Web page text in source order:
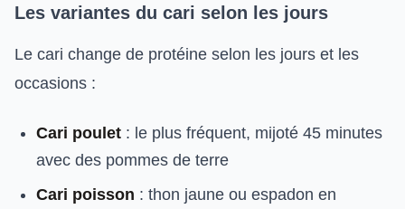
Les variantes du cari selon les jours
Le cari change de protéine selon les jours et les
occasions :
Cari poulet : le plus fréquent, mijoté 45 minutes
avec des pommes de terre
Cari poisson : thon jaune ou espadon en